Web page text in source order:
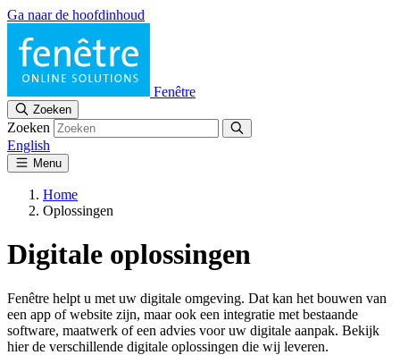
Ga naar de hoofdinhoud
Fenêtre
Zoeken
Zoeken
English
Menu
Home
Oplossingen
Digitale oplossingen
Fenêtre helpt u met uw digitale omgeving. Dat kan het bouwen van
een app of website zijn, maar ook een integratie met bestaande
software, maatwerk of een advies voor uw digitale aanpak. Bekijk
hier de verschillende digitale oplossingen die wij leveren.